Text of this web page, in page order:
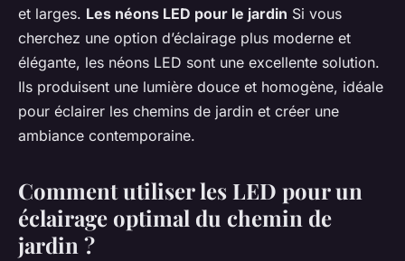
et larges. Les néons LED pour le jardin Si vous
cherchez une option d’éclairage plus moderne et
élégante, les néons LED sont une excellente solution.
Ils produisent une lumière douce et homogène, idéale
pour éclairer les chemins de jardin et créer une
ambiance contemporaine.
Comment utiliser les LED pour un
éclairage optimal du chemin de
jardin ?